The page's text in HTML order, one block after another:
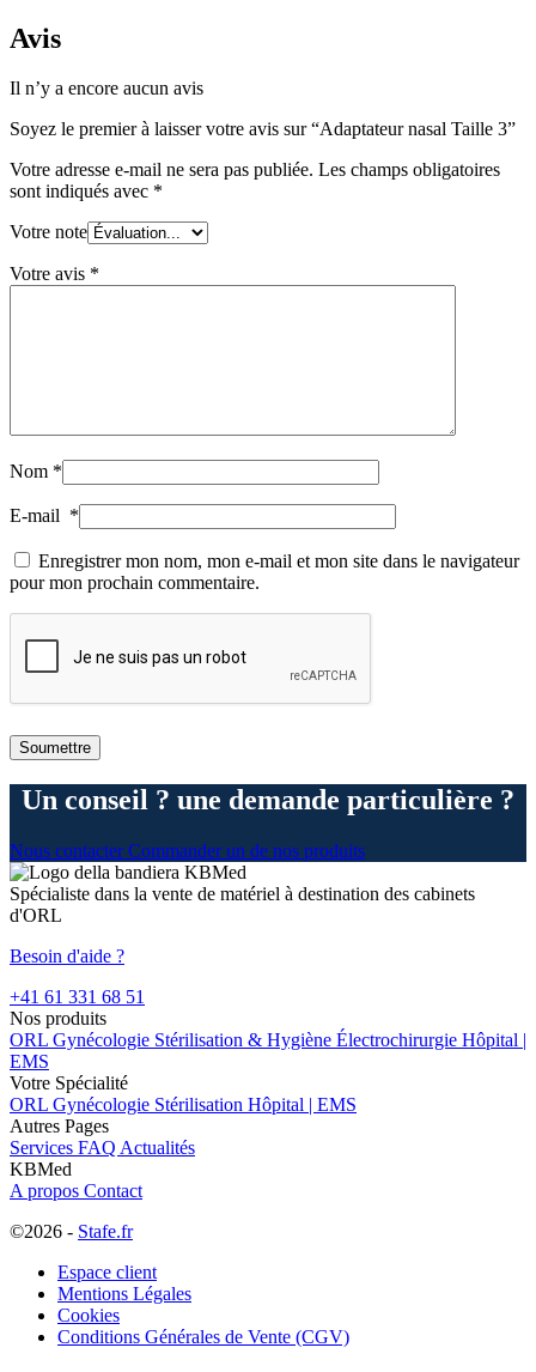
Avis
Il n’y a encore aucun avis
Soyez le premier à laisser votre avis sur “Adaptateur nasal Taille 3”
Votre adresse e-mail ne sera pas publiée. Les champs obligatoires
sont indiqués avec *
Votre note
Votre avis *
Nom *
E-mail *
Enregistrer mon nom, mon e-mail et mon site dans le navigateur
pour mon prochain commentaire.
Un conseil ? une demande particulière ?
Nous contacter Commander un de nos produits
Spécialiste dans la vente de matériel à destination des cabinets
d'ORL
Besoin d'aide ?
+41 61 331 68 51
Nos produits
ORL Gynécologie Stérilisation & Hygiène Électrochirurgie Hôpital |
EMS
Votre Spécialité
ORL Gynécologie Stérilisation Hôpital | EMS
Autres Pages
Services FAQ Actualités
KBMed
A propos Contact
©2026 - Stafe.fr
Espace client
Mentions Légales
Cookies
Conditions Générales de Vente (CGV)